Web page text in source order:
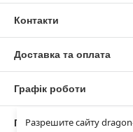
Разрешите сайту
Контакти
Доставка та оплата
Графік роботи
Повна версія сайту